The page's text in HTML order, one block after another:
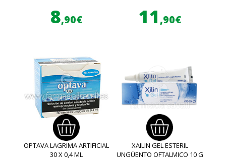
8,90€ 11 ,90€
OPTAVA LAGRIMA ARTIFICIAL
30 X 0,4 ML
XAILIN GEL ESTERIL
UNGÜENTO OFTALMICO 10 G